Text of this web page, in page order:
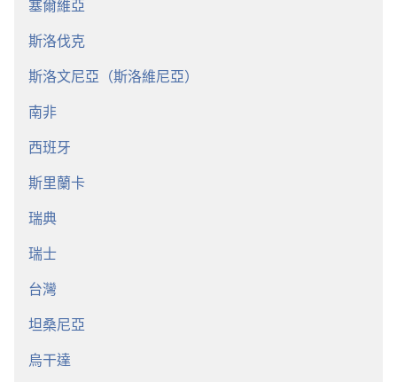
斯洛伐克
斯洛文尼亞（斯洛維尼亞）
南非
西班牙
斯里蘭卡
瑞典
瑞士
台灣
坦桑尼亞
烏干達